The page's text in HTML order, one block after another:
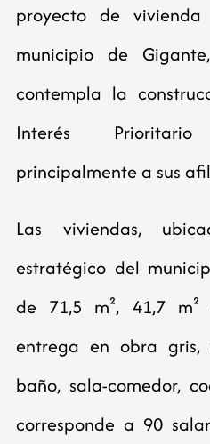
proyecto de
municipio de
contempla la
Interés
principalmente a sus
Las viviendas,
estratégico del
de 71,5 m², 41,7 m²
entrega en obra gris,
baño, sala-comedor,
corresponde a 90